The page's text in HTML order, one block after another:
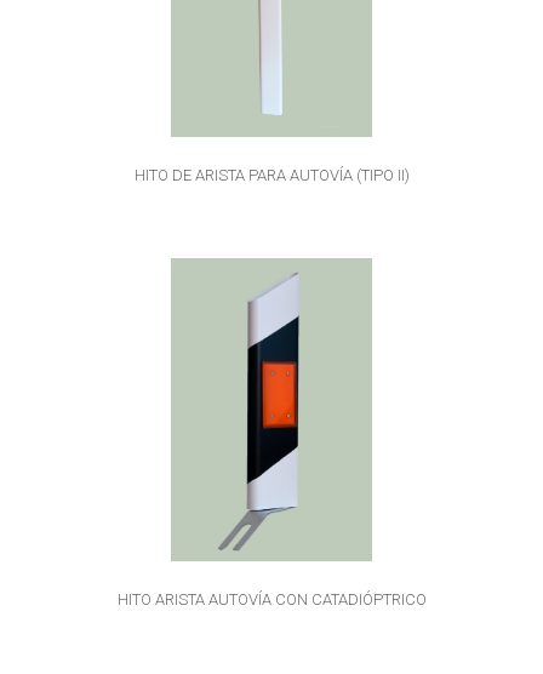
HITO DE ARISTA PARA AUTOVÍA (TIPO II)
HITO ARISTA AUTOVÍA CON CATADIÓPTRICO